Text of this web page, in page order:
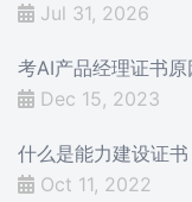
Jul 31, 2026
考AI产品经理证书
Dec 15, 2023
什么是能力建设证书
Oct 11, 2022